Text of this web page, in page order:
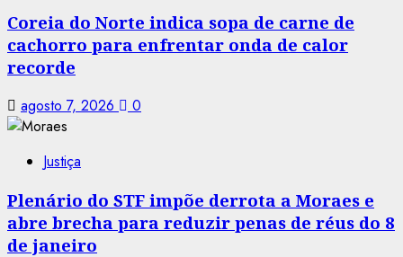
Coreia do Norte indica sopa de carne de
cachorro para enfrentar onda de calor
recorde
agosto 7, 2026 0
Justiça
Plenário do STF impõe derrota a Moraes e
abre brecha para reduzir penas de réus do 8
de janeiro